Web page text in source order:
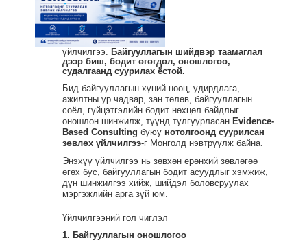
үйлчилгээ. Байгууллагын шийдвэр таамаглал
дээр биш, бодит өгөгдөл, оношлогоо,
судалгаанд суурилах ёстой.
Бид байгууллагын хүний нөөц, удирдлага,
ажилтны ур чадвар, зан төлөв, байгууллагын
соёл, гүйцэтгэлийн бодит нөхцөл байдлыг
оношлон шинжилж, түүнд тулгуурласан Evidence-
Based Consulting буюу нотолгоонд суурилсан
зөвлөх үйлчилгээ-г Монголд нэвтрүүлж байна.
Энэхүү үйлчилгээ нь зөвхөн ерөнхий зөвлөгөө
өгөх бус, байгууллагын бодит асуудлыг хэмжиж,
дүн шинжилгээ хийж, шийдэл боловсруулах
мэргэжлийн арга зүй юм.
Үйлчилгээний гол чиглэл
1. Байгууллагын оношлогоо